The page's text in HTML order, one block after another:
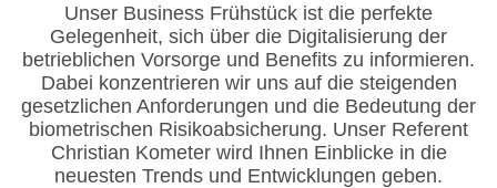
Unser Business Frühstück ist die perfekte
Gelegenheit, sich über die Digitalisierung der
betrieblichen Vorsorge und Benefits zu informieren.
Dabei konzentrieren wir uns auf die steigenden
gesetzlichen Anforderungen und die Bedeutung der
biometrischen Risikoabsicherung. Unser Referent
Christian Kometer wird Ihnen Einblicke in die
neuesten Trends und Entwicklungen geben.